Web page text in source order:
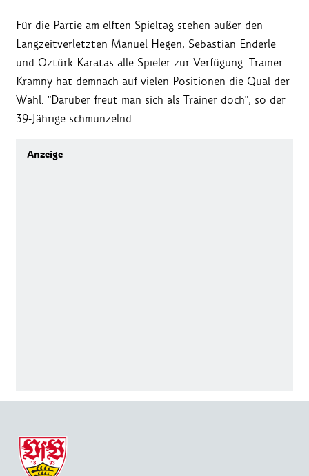
Für die Partie am elften Spieltag stehen außer den
Langzeitverletzten Manuel Hegen, Sebastian Enderle
und Öztürk Karatas alle Spieler zur Verfügung. Trainer
Kramny hat demnach auf vielen Positionen die Qual der
Wahl. "Darüber freut man sich als Trainer doch", so der
39-Jährige schmunzelnd.